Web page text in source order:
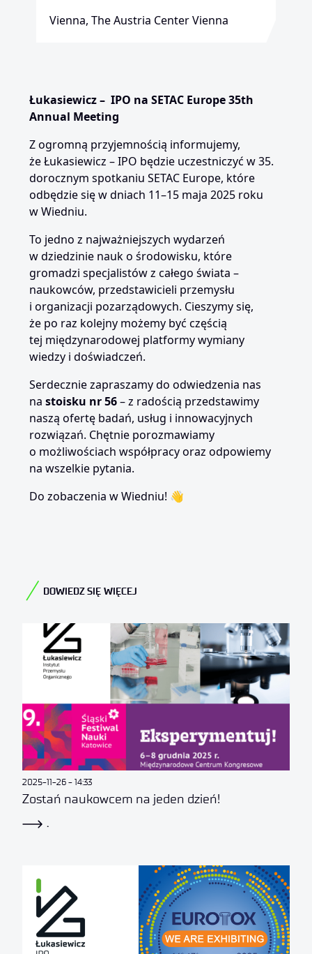
Vienna, The Austria Center Vienna
Łukasiewicz – IPO na SETAC Europe 35th
Annual Meeting
Z ogromną przyjemnością informujemy,
że Łukasiewicz – IPO będzie uczestniczyć w 35.
dorocznym spotkaniu SETAC Europe, które
odbędzie się w dniach 11–15 maja 2025 roku
w Wiedniu.
To jedno z najważniejszych wydarzeń
w dziedzinie nauk o środowisku, które
gromadzi specjalistów z całego świata –
naukowców, przedstawicieli przemysłu
i organizacji pozarządowych. Cieszymy się,
że po raz kolejny możemy być częścią
tej międzynarodowej platformy wymiany
wiedzy i doświadczeń.
Serdecznie zapraszamy do odwiedzenia nas
na stoisku nr 56– z radością przedstawimy
naszą ofertę badań, usług i innowacyjnych
rozwiązań. Chętnie porozmawiamy
o możliwościach współpracy oraz odpowiemy
na wszelkie pytania.
Do zobaczenia w Wiedniu! 👋
DOWIEDZ SIĘ WIĘCEJ
Zostań naukowcem na jeden dzień!
2025-11-26 14:33
.